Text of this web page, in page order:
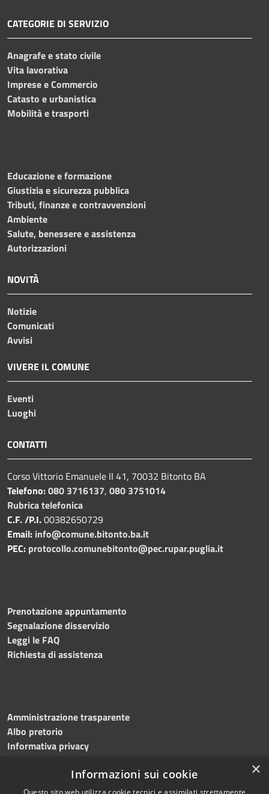
CATEGORIE DI SERVIZIO
Anagrafe e stato civile
Vita lavorativa
Imprese e Commercio
Catasto e urbanistica
Mobilità e trasporti
Educazione e formazione
Giustizia e sicurezza pubblica
Tributi, finanze e contravvenzioni
Ambiente
Salute, benessere e assistenza
Autorizzazioni
NOVITÀ
Notizie
Comunicati
Avvisi
VIVERE IL COMUNE
Eventi
Luoghi
CONTATTI
Corso Vittorio Emanuele II 41, 70032 Bitonto BA
Telefono:080 3716137, 080 3751014
Rubrica telefonica
C.F. /P.I.00382650729
Email: info@comune.bitonto.ba.it
PEC: protocollo.comunebitonto@pec.rupar.puglia.it
Prenotazione appuntamento
Segnalazione disservizio
Leggi le FAQ
Richiesta di assistenza
Amministrazione trasparente
Albo pretorio
Informativa privacy
Dichiarazione di accessibilità Meccanismo di feedback ×
Informazioni sui cookie
Questo sito web utilizza cookie tecnici e assimilati strettamente